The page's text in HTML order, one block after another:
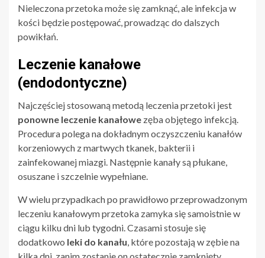
Nieleczona przetoka może się zamknąć, ale infekcja w
kości będzie postępować, prowadząc do dalszych
powikłań.
Leczenie kanałowe
(endodontyczne)
Najczęściej stosowaną metodą leczenia przetoki jest
ponowne leczenie kanałowe zęba objętego infekcją.
Procedura polega na dokładnym oczyszczeniu kanałów
korzeniowych z martwych tkanek, bakterii i
zainfekowanej miazgi. Następnie kanały są płukane,
osuszane i szczelnie wypełniane.
W wielu przypadkach po prawidłowo przeprowadzonym
leczeniu kanałowym przetoka zamyka się samoistnie w
ciągu kilku dni lub tygodni. Czasami stosuje się
dodatkowo leki do kanału, które pozostają w zębie na